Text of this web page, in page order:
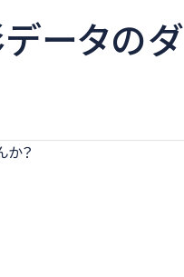
受託撮影・解析サービス
ータのダ
か？